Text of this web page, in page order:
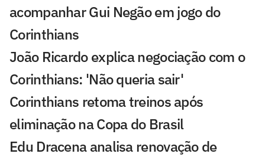
acompanhar Gui Negão em jogo do
Corinthians
João Ricardo explica negociação com o
Corinthians: 'Não queria sair'
Corinthians retoma treinos após
eliminação na Copa do Brasil
Edu Dracena analisa renovação de